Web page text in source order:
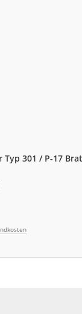
Typ 301 / P-17